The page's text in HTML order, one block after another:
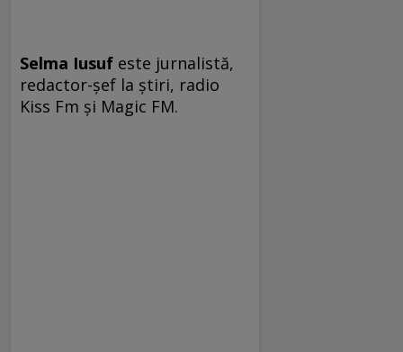
Selma Iusuf este jurnalistă,
redactor-şef la ştiri, radio
Kiss Fm şi Magic FM.